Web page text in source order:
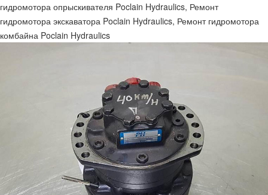
гидромотора опрыскивателя Poclain Hydraulics, Ремонт
гидромотора экскаватора Poclain Hydraulics, Ремонт гидромотора
комбайна Poclain Hydraulics